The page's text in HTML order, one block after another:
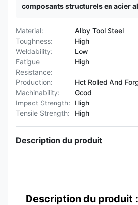
composants structurels en acier
Material:
Alloy Tool Steel
Toughness:
High
Weldability:
Low
Fatigue
Resistance:
High
Production:
Hot Rolled And
Machinability:
Good
Impact Strength:
High
Tensile Strength:
High
Description du produit
Description du produit :